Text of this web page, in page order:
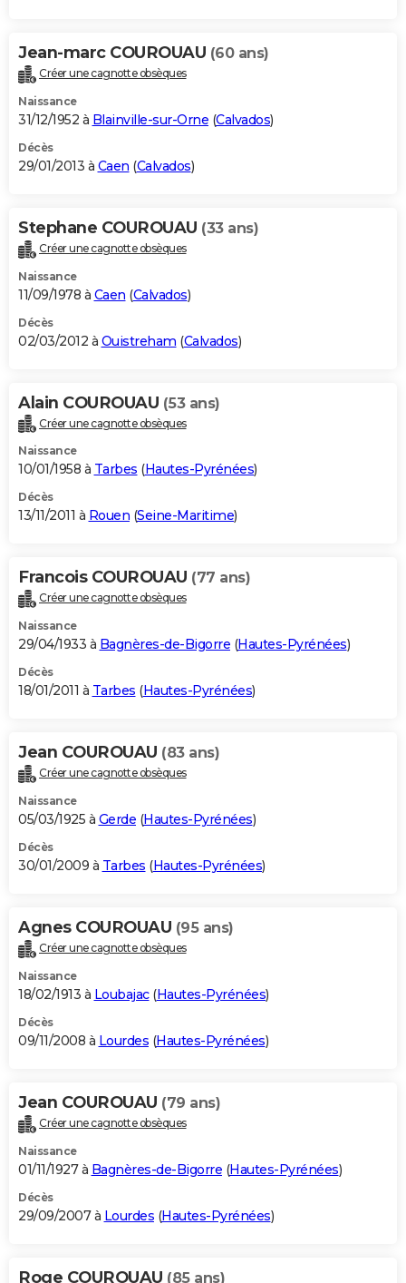
Jean-marc COUROUAU (60 ans)
Créer une cagnotte obsèques
Naissance
31/12/1952 à Blainville-sur-Orne (Calvados)
Décès
29/01/2013 à Caen (Calvados)
Stephane COUROUAU (33 ans)
Créer une cagnotte obsèques
Naissance
11/09/1978 à Caen (Calvados)
Décès
02/03/2012 à Ouistreham (Calvados)
Alain COUROUAU (53 ans)
Créer une cagnotte obsèques
Naissance
10/01/1958 à Tarbes (Hautes-Pyrénées)
Décès
13/11/2011 à Rouen (Seine-Maritime)
Francois COUROUAU (77 ans)
Créer une cagnotte obsèques
Naissance
29/04/1933 à Bagnères-de-Bigorre (Hautes-Pyrénées)
Décès
18/01/2011 à Tarbes (Hautes-Pyrénées)
Jean COUROUAU (83 ans)
Créer une cagnotte obsèques
Naissance
05/03/1925 à Gerde (Hautes-Pyrénées)
Décès
30/01/2009 à Tarbes (Hautes-Pyrénées)
Agnes COUROUAU (95 ans)
Créer une cagnotte obsèques
Naissance
18/02/1913 à Loubajac(Hautes-Pyrénées)
Décès
09/11/2008 à Lourdes (Hautes-Pyrénées)
Jean COUROUAU (79 ans)
Créer une cagnotte obsèques
Naissance
01/11/1927 à Bagnères-de-Bigorre (Hautes-Pyrénées)
Décès
29/09/2007 à Lourdes (Hautes-Pyrénées)
Roge COUROUAU (85 ans)